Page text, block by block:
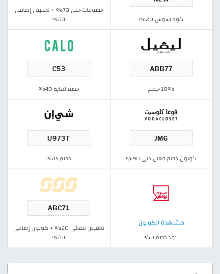
كود اسوس 20%
خصومات حتى 70% + تخفيض إضافي
10%
10٪ خصم خصم لغاية 40%
كوبون خصم فعال حتى 90% خصم 15%
مشاهدة الكوبون
كود خصم ٥%
تخفيض تلقائي 20% + كوبون إضافي
10%